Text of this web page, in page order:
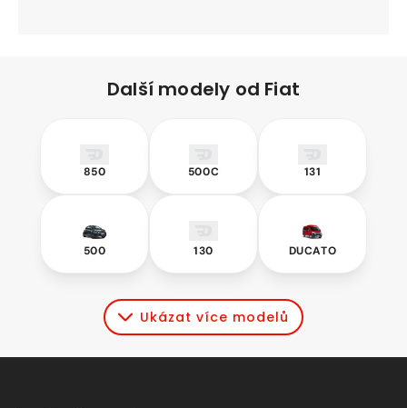
Další modely od Fiat
850 500C 131
500 130 DUCATO
Ukázat více modelů